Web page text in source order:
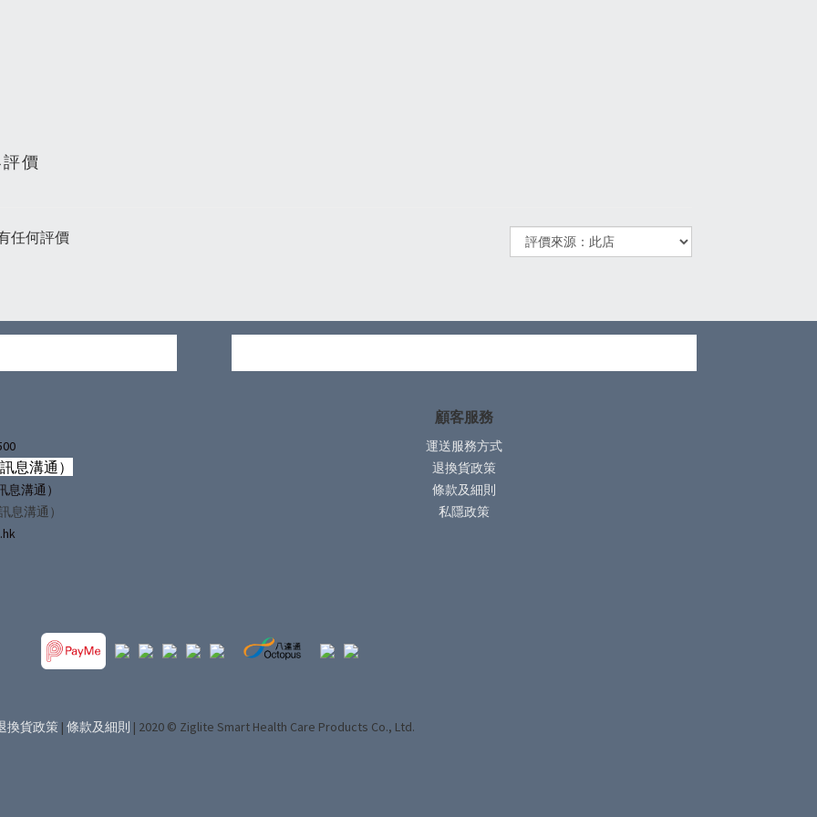
價
任何評價
息溝通）
息溝通）
溝通）
顧客服務
運送服務方式
退換貨政策
條款及細則
私隱政策
換貨政策 | 條款及細則 | 2020 © Ziglite Smart Health Care Products Co., Ltd.